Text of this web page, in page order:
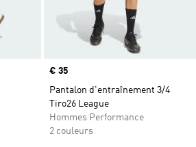
Prix
€ 35
Pantalon d'entraînement 3/4
Tiro26 League
Hommes Performance
2 couleurs